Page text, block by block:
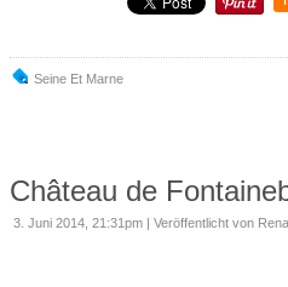
Seine Et Marne
Château de
3. Juni 2014, 21:31pm | Veröffentlicht von